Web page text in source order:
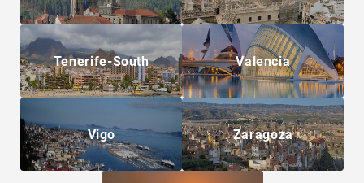
Tenerife-South Valencia
Vigo Zaragoza